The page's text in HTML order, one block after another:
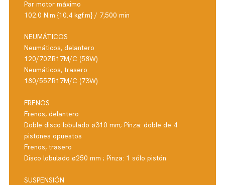
Par motor máximo
102.0 N.m {10.4 kgf.m} / 7,500 min
NEUMÁTICOS
Neumáticos, delantero
120/70ZR17M/C (58W)
Neumáticos, trasero
180/55ZR17M/C (73W)
FRENOS
Frenos, delantero
Doble disco lobulado ø310 mm; Pinza: doble de 4
pistones opuestos
Frenos, trasero
Disco lobulado ø250 mm ; Pinza: 1 sólo pistón
SUSPENSIÓN